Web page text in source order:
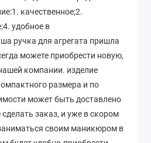
качественное;2.
удобное в
ручка для агрегата пришла
можете приобрести новую,
компании. изделие
размера и по
может быть доставлено
заказ, и уже в скором
своим маникюром в